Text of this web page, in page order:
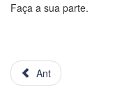
Faça a sua parte.
Ant